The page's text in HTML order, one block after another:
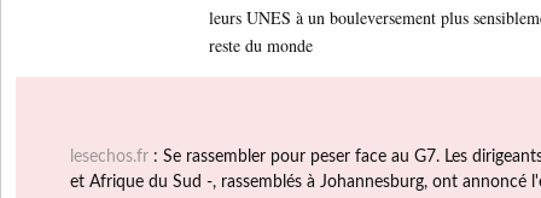
leurs UNES à un bouleversement plus
reste du monde
lesechos.fr : Se rassembler pour peser face au G7. Les
et Afrique du Sud -, rassemblés à Johannesburg, ont annoncé